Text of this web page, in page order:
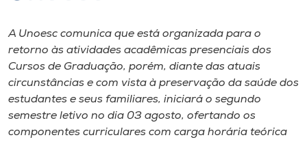
Internacionalização
I.nova
Diplomados
A Unoesc comunica que está organizada para o
retorno às atividades acadêmicas presenciais dos
Cursos de Graduação, porém, diante das atuais
circunstâncias e com vista à preservação da saúde dos
estudantes e seus familiares, iniciará o segundo
semestre letivo no dia 03 agosto, ofertando os
componentes curriculares com carga horária teórica